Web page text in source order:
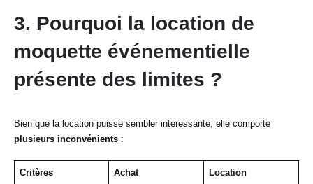
3. Pourquoi la location de
moquette événementielle
présente des limites ?
Bien que la location puisse sembler intéressante, elle comporte
plusieurs inconvénients :
Critères Achat Location